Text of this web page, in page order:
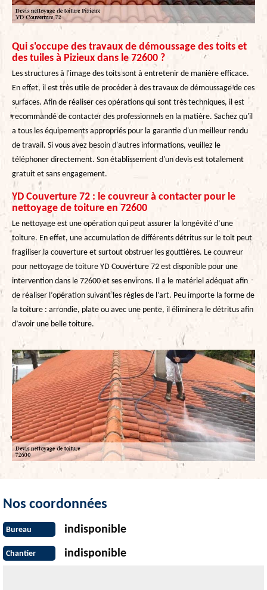
Qui s'occupe des travaux de démoussage des toits et
des tuiles à Pizieux dans le 72600 ?
Les structures à l'image des toits sont à entretenir de manière efficace.
En effet, il est très utile de procéder à des travaux de démoussage de ces
surfaces. Afin de réaliser ces opérations qui sont très techniques, il est
recommandé de contacter des professionnels en la matière. Sachez qu'il
a tous les équipements appropriés pour la garantie d'un meilleur rendu
de travail. Si vous avez besoin d'autres informations, veuillez le
téléphoner directement. Son établissement d'un devis est totalement
gratuit et sans engagement.
YD Couverture 72 : le couvreur à contacter pour le
nettoyage de toiture en 72600
Le nettoyage est une opération qui peut assurer la longévité d’une
toiture. En effet, une accumulation de différents détritus sur le toit peut
fragiliser la couverture et surtout obstruer les gouttières. Le couvreur
pour nettoyage de toiture YD Couverture 72 est disponible pour une
intervention dans le 72600 et ses environs. Il a le matériel adéquat afin
de réaliser l’opération suivant les règles de l’art. Peu importe la forme de
la toiture : arrondie, plate ou avec une pente, il éliminera le détritus afin
d’avoir une belle toiture.
Nos coordonnées
Bureau indisponible
Chantier indisponible